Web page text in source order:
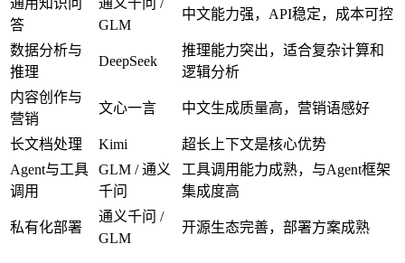
答
GLM
中文能力强，API稳定，成本可控
数据分析与
推理
DeepSeek
推理能力突出，适合复杂计算和
逻辑分析
内容创作与
营销
文心一言 中文生成质量高，营销语感好
长文档处理 Kimi
超长上下文是核心优势
Agent与工具
调用
GLM / 通义
千问
工具调用能力成熟，与Agent框架
集成度高
私有化部署
通义千问 /
GLM
开源生态完善，部署方案成熟